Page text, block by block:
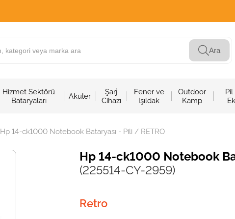
Ara
Hizmet Sektörü
Bataryaları
Aküler
Şarj
Cihazı
Fener ve
Işıldak
Outdoor
Kamp
Hp 14-ck1000 Notebook Bataryası - Pili / RETRO
Hp 14-ck1000 Notebook
(225514-CY-2959)
Retro